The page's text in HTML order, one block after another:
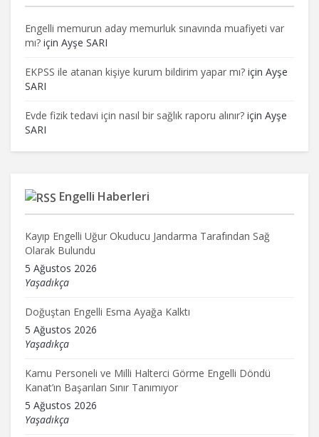
Engelli memurun aday memurluk sınavında muafiyeti var
mı? için Ayşe SARI
EKPSS ile atanan kişiye kurum bildirim yapar mı? için Ayşe
SARI
Evde fizik tedavi için nasıl bir sağlık raporu alınır? için Ayşe
SARI
Engelli Haberleri
Kayıp Engelli Uğur Okuducu Jandarma Tarafından Sağ
Olarak Bulundu
5 Ağustos 2026
Yaşadıkça
Doğuştan Engelli Esma Ayağa Kalktı
5 Ağustos 2026
Yaşadıkça
Kamu Personeli ve Milli Halterci Görme Engelli Döndü
Kanat’ın Başarıları Sınır Tanımıyor
5 Ağustos 2026
Yaşadıkça